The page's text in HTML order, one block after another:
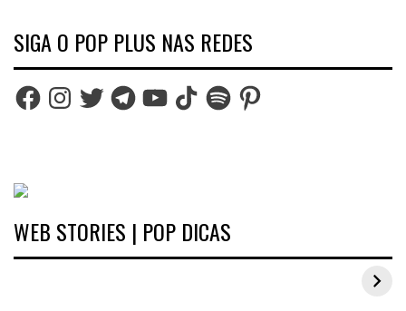
SIGA O POP PLUS NAS REDES
FacebookInstagram
TwitterTelegramYouTubeTikTokSpotifyPinterest
WEB STORIES | POP DICAS
Inspirações de looks plus size para o carnaval